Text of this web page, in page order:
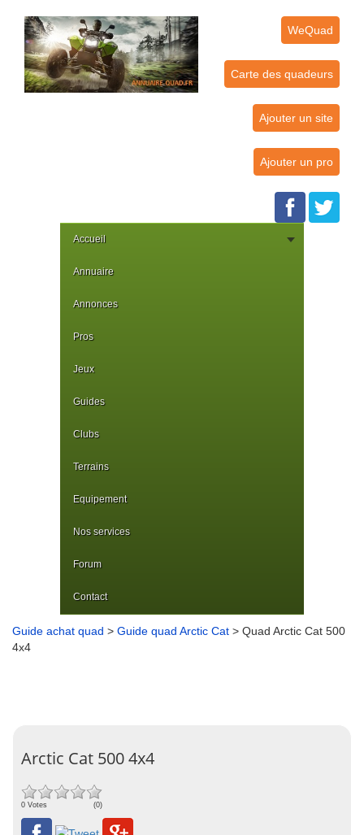
WeQuad
Carte des quadeurs
Ajouter un site
Ajouter un pro
Accueil
Annuaire
Annonces
Pros
Jeux
Guides
Clubs
Terrains
Equipement
Nos services
Forum
Contact
Guide achat quad > Guide quad Arctic Cat > Quad Arctic Cat 500
4x4
Arctic Cat 500 4x4
0 Votes (0)